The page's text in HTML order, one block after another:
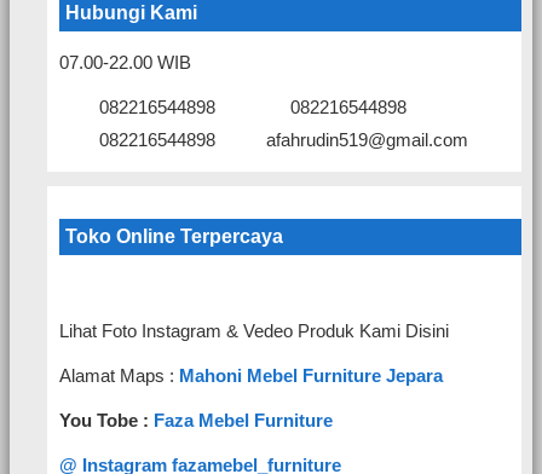
Hubungi Kami
07.00-22.00 WIB
082216544898
082216544898
082216544898
afahrudin519@gmail.com
Toko Online Terpercaya
Lihat Foto Instagram & Vedeo Produk Kami Disini
Alamat Maps : Mahoni Mebel Furniture Jepara
You Tobe : Faza Mebel Furniture
@ Instagram fazamebel_furniture